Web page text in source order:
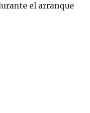
el arranque